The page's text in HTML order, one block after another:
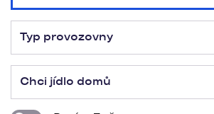
Typ provozovny
Chci jídlo domů